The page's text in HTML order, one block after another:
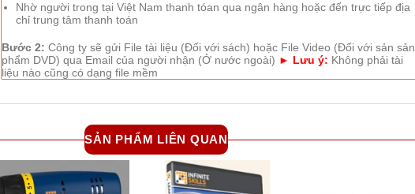
Nhờ người trong tại Việt Nam thanh tóan qua ngân hàng hoặc đến trực tiếp địa
chỉ trung tâm thanh toán
Bước 2: Công ty sẽ gửi File tài liệu (Đối với sách) hoặc File Video (Đối với sản sản
phẩm DVD) qua Email của người nhận (Ở nước ngoài) ► Lưu ý: Không phải tài
liệu nào cũng có dạng file mềm
SẢN PHẨM LIÊN QUAN